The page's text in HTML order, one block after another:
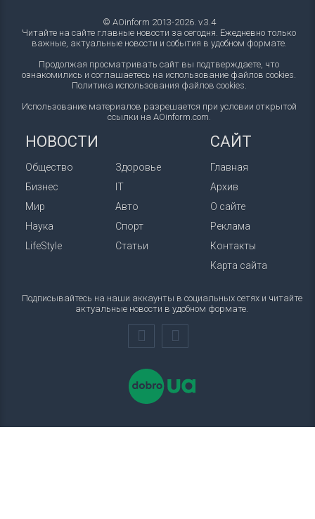
© AOinform 2013-2026. v.3.4
Читайте на сайте главные новости за сегодня. Ежедневно только
важные, актуальные новости и события в удобном формате.
Продолжая просматривать сайт вы подтверждаете, что
ознакомились и соглашаетесь на использование файлов cookies.
Политика использования файлов cookies.
Использование материалов разрешается при условии открытой
ссылки на AOinform.com.
НОВОСТИ
Общество
Бизнес
Мир
Наука
LifeStyle
Здоровье
IT
Авто
Спорт
Статьи
САЙТ
Главная
Архив
О сайте
Реклама
Контакты
Карта сайта
Подписывайтесь на наши аккаунты в социальных сетях и читайте
актуальные новости в удобном формате.